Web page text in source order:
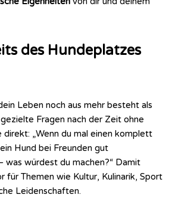
des Hundeplatzes
Leben noch aus mehr besteht als
Fragen nach der Zeit ohne
direkt: „Wenn du mal einen komplett
Hund bei Freunden gut
was würdest du machen?“ Damit
für Themen wie Kultur, Kulinarik, Sport
Leidenschaften.